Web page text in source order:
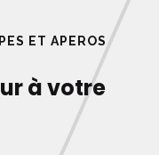
ET APEROS
à votre